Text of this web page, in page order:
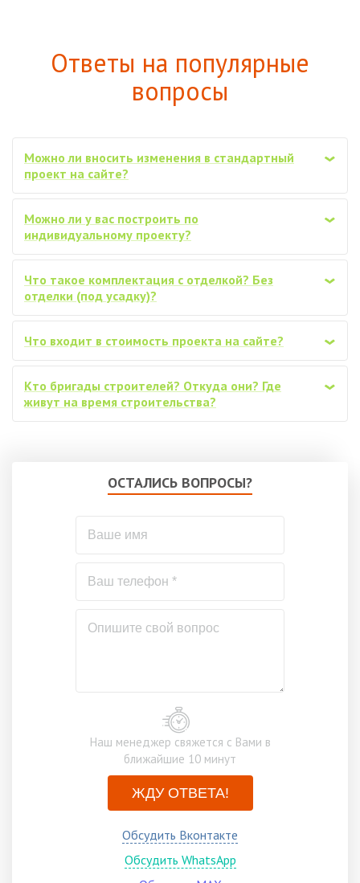
Ответы на популярные
вопросы
‹
Можно ли вносить изменения в стандартный
проект на сайте?
‹
Можно ли у вас построить по
индивидуальному проекту?
‹
Что такое комплектация с отделкой? Без
отделки (под усадку)?
‹
Что входит в стоимость проекта на сайте?
‹
Кто бригады строителей? Откуда они? Где
живут на время строительства?
ОСТАЛИСЬ ВОПРОСЫ?
Наш менеджер свяжется с Вами в
ближайшие 10 минут
ЖДУ ОТВЕТА!
Обсудить Вконтакте
Обсудить WhatsApp